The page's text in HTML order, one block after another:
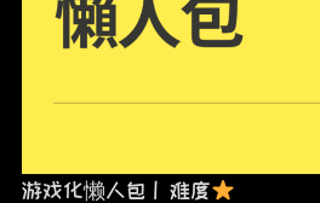
游戏化懒人包 | 难度